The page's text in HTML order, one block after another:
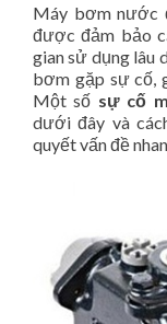
Máy bơm nước
được đảm bảo
gian sử dụng lâu
bơm gặp sự cố,
Một số sự cố
dưới đây và
quyết vấn đề